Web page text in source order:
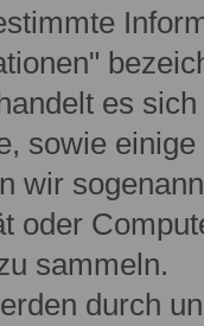
es
sowie
wir
oder
sammeln.
durch